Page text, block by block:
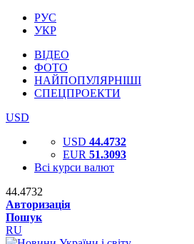
РУС
УКР
ВІДЕО
ФОТО
НАЙПОПУЛЯРНІШІ
СПЕЦПРОЕКТИ
USD
USD 44.4732
EUR 51.3093
Всі курси валют
44.4732
Авторизація
Пошук
RU